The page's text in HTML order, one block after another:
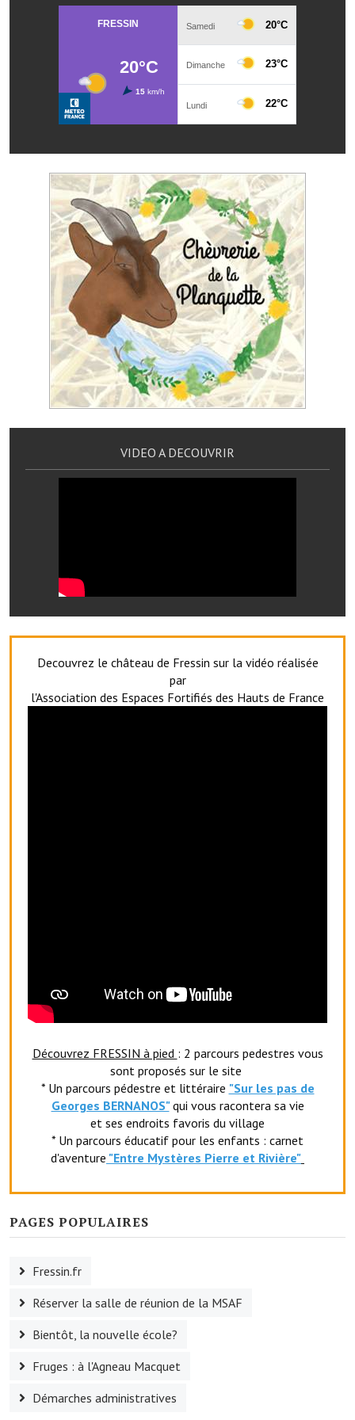
Note de synthèse financière
Actions et projets
Projets et travaux en cours
Le bulletin municipal : Fressinfo & Le Fressinois
Toutes les publications
Le village dans l'intercommunalité
Communauté de communes
Autres groupements
Les réseaux partenaires
L'association des maires
Le conseil départemental
Eaux, assainissement
France Renov
Déchets ménagers, tri sélectif, encombrants
Commerces et professions libérales
Agents immobiliers
Réserver une salle
VILLE ACTIVE
Village culturel
La société musicale de l'Avenir Fressinois
La troupe théâtrale de l'Avenir Fressinois
Les Amis du Patrimoine
VIDEO A DECOUVRIR
Decouvrez le château de Fressin sur la vidéo réalisée
par
l'Association des Espaces Fortifiés des Hauts de France
Découvrez FRESSIN à pied : 2 parcours pedestres vous
sont proposés sur le site
* Un parcours pédestre et littéraire "Sur les pas de
Georges BERNANOS" qui vous racontera sa vie
et ses endroits favoris du village
* Un parcours éducatif pour les enfants : carnet
d'aventure "Entre Mystères Pierre et Rivière"
PAGES POPULAIRES
Fressin.fr
Réserver la salle de réunion de la MSAF
Bientôt, la nouvelle école?
Fruges : à l'Agneau Macquet
Démarches administratives